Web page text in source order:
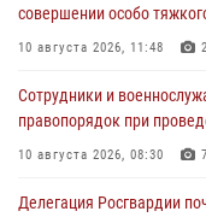
совершении особо
10 августа 2026, 11:48 2
Сотрудники и
правопорядок при
10 августа 2026, 08:30 7
Делегация Росгвардии